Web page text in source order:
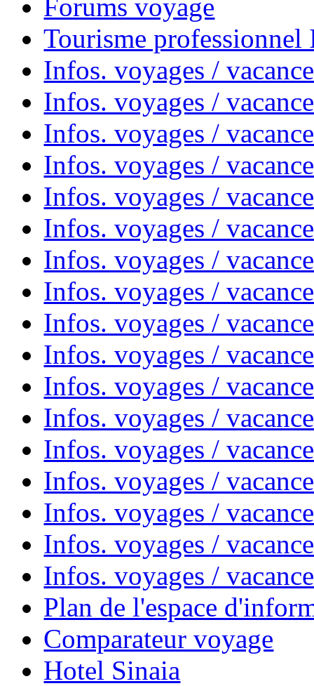
Forums voyage
Tourisme
Infos. voyages /
Infos. voyages /
Infos. voyages /
Infos. voyages /
Infos. voyages /
Infos. voyages /
Infos. voyages /
Infos. voyages /
Infos. voyages /
Infos. voyages /
Infos. voyages /
Infos. voyages /
Infos. voyages /
Infos. voyages /
Infos. voyages /
Infos. voyages /
Infos. voyages /
Plan de l'espace
Comparateur voyage
Hotel Sinaia